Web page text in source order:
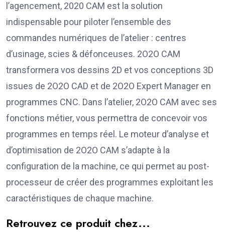
l’agencement, 2020 CAM est la solution
indispensable pour piloter l’ensemble des
commandes numériques de l’atelier : centres
d’usinage, scies & défonceuses. 2O2O CAM
transformera vos dessins 2D et vos conceptions 3D
issues de 2O2O CAD et de 2O2O Expert Manager en
programmes CNC. Dans l’atelier, 2O2O CAM avec ses
fonctions métier, vous permettra de concevoir vos
programmes en temps réel. Le moteur d’analyse et
d’optimisation de 2O2O CAM s’adapte à la
configuration de la machine, ce qui permet au post-
processeur de créer des programmes exploitant les
caractéristiques de chaque machine.
Retrouvez ce produit chez...